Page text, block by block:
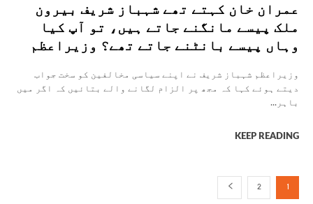
عمران خان کہتے تھے شہباز شریف بیرون
ملک پیسے مانگنے جاتے ہیں، تو آپ کیا
وہاں پیسے بانٹنے جاتے تھے؟ وزیراعظم
وزیراعظم شہباز شریف نے اپنے سیاسی مخالفین کو سخت جواب
دیتے ہوئے کہا کہ مجھ پر الزام لگانے والے بتائیں کہ اگر میں
باہر...
KEEP READING
1
2